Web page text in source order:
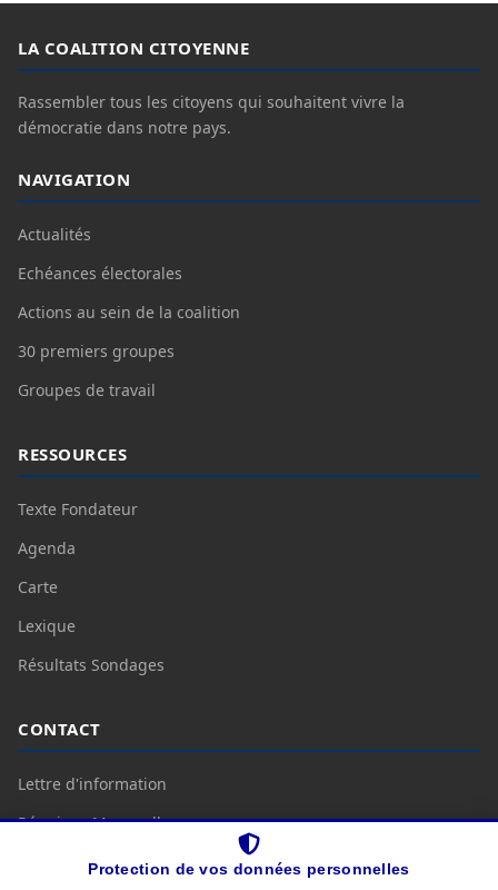
Protection de vos données personnelles
LA COALITION CITOYENNE
Rassembler tous les citoyens qui souhaitent vivre la
démocratie dans notre pays.
NAVIGATION
Actualités
Echéances électorales
Actions au sein de la coalition
30 premiers groupes
Groupes de travail
RESSOURCES
Texte Fondateur
Agenda
Carte
Lexique
Résultats Sondages
CONTACT
Lettre d'information
Réunions Mensuelles
Nous Contacter